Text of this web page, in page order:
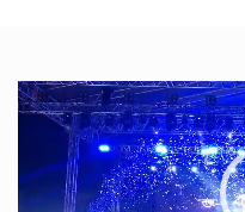
Video
Player